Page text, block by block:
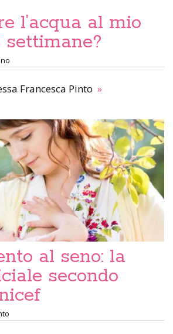
l’acqua al mio
Francesca Pinto »
al seno: la
secondo